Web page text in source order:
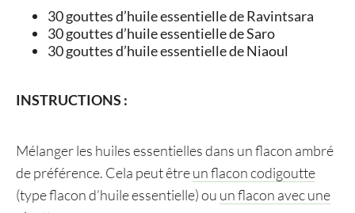
30 gouttes d’huile essentielle de Ravintsara
30 gouttes d’huile essentielle de Saro
30 gouttes d’huile essentielle de Niaoul
INSTRUCTIONS :
Mélanger les huiles essentielles dans un flacon ambré
de préférence. Cela peut êtreun flacon codigoutte
(type flacon d’huile essentielle) ou un flacon avec une